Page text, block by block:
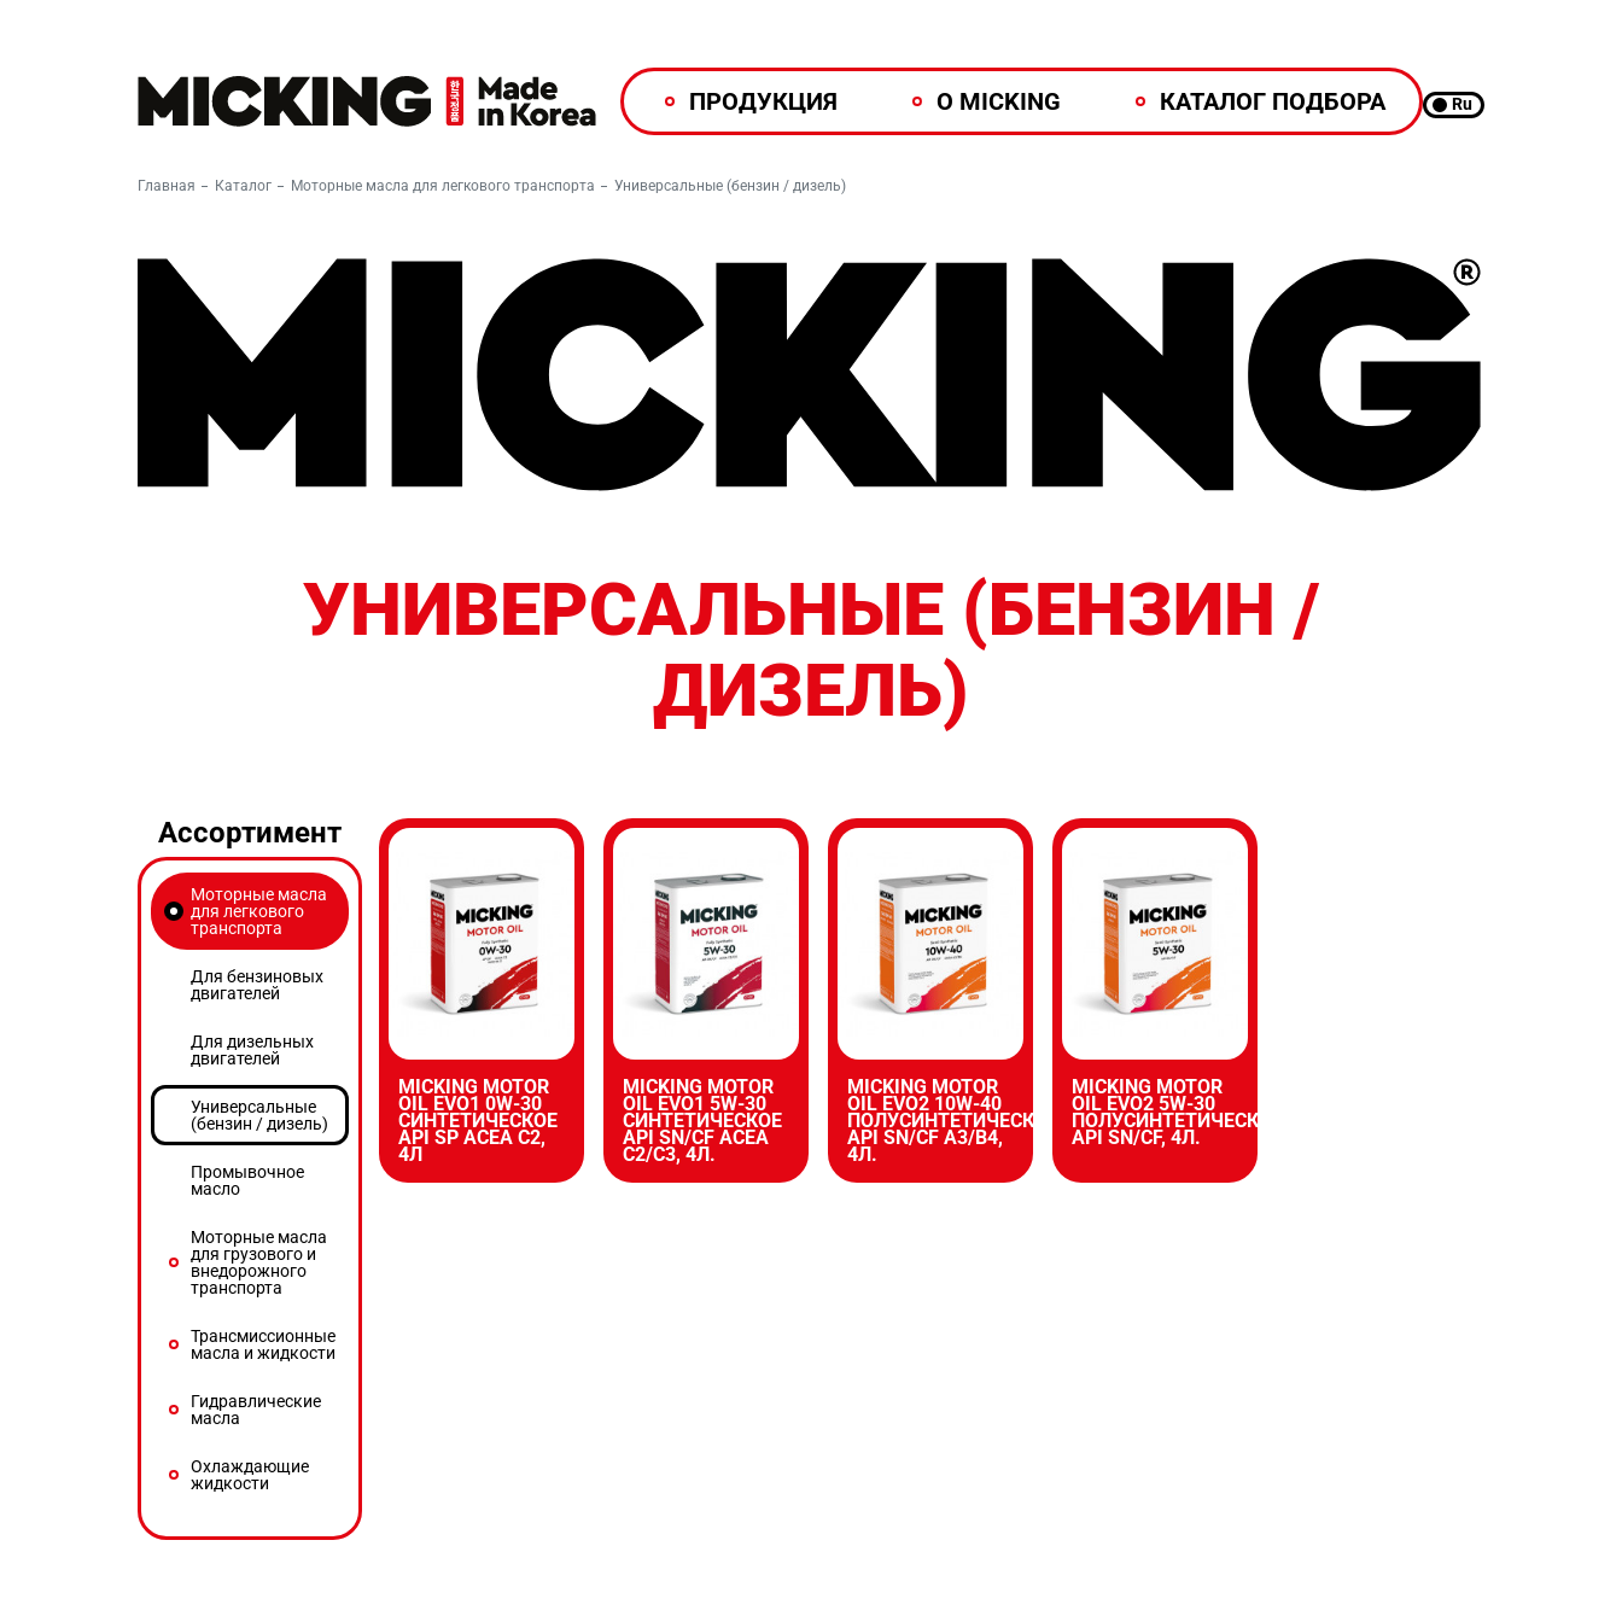
ПРОДУКЦИЯ О MICKING КАТАЛОГ ПОДБОРА Ru
Главная Каталог Моторные масла для легкового транспорта Универсальные (бензин / дизель)
УНИВЕРСАЛЬНЫЕ (БЕНЗИН /
ДИЗЕЛЬ)
Ассортимент
Моторные масла
для легкового
транспорта
Для бензиновых
двигателей
Для дизельных
двигателей
Универсальные
(бензин / дизель)
Промывочное
масло
Моторные масла
для грузового и
внедорожного
транспорта
Трансмиссионные
масла и жидкости
Гидравлические
масла
Охлаждающие
жидкости
MICKING MOTOR
OIL EVO1 0W-30
СИНТЕТИЧЕСКОЕ
API SP ACEA C2,
4Л
MICKING MOTOR
OIL EVO1 5W-30
СИНТЕТИЧЕСКОЕ
API SN/CF ACEA
C2/C3, 4Л.
MICKING MOTOR
OIL EVO2 10W-40
ПОЛУСИНТЕТИЧЕСКОЕ
API SN/CF A3/B4,
4Л.
MICKING MOTOR
OIL EVO2 5W-30
ПОЛУСИНТЕТИЧЕСКОЕ
API SN/CF, 4Л.